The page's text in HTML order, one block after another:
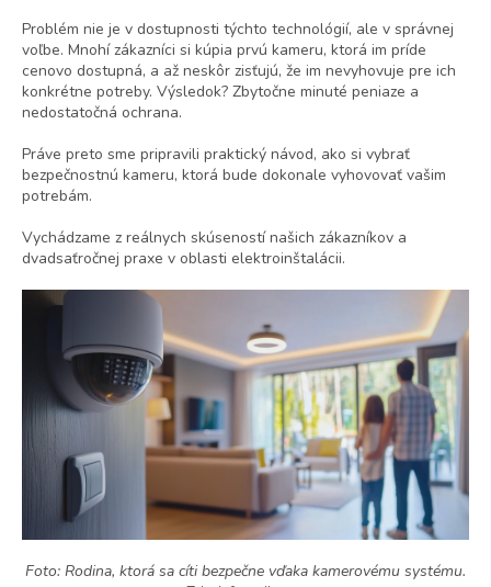
Problém nie je v dostupnosti týchto technológií, ale v správnej
voľbe. Mnohí zákazníci si kúpia prvú kameru, ktorá im príde
cenovo dostupná, a až neskôr zisťujú, že im nevyhovuje pre ich
konkrétne potreby. Výsledok? Zbytočne minuté peniaze a
nedostatočná ochrana.
Práve preto sme pripravili praktický návod, ako si vybrať
bezpečnostnú kameru, ktorá bude dokonale vyhovovať vašim
potrebám.
Vychádzame z reálnych skúseností našich zákazníkov a
dvadsaťročnej praxe v oblasti elektroinštalácii.
Foto: Rodina, ktorá sa cíti bezpečne vďaka kamerovému systému.